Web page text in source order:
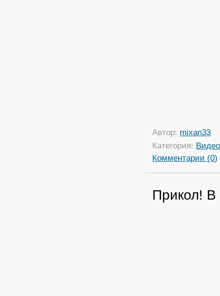
Автор: mixan33
Категория: Видео
Комментарии (0)
Прикол!